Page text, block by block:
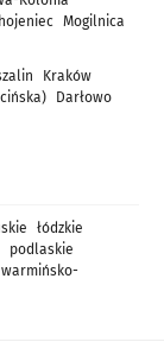
Mogilnica
Kraków
Darłowo
łódzkie
podlaskie
warmińsko-